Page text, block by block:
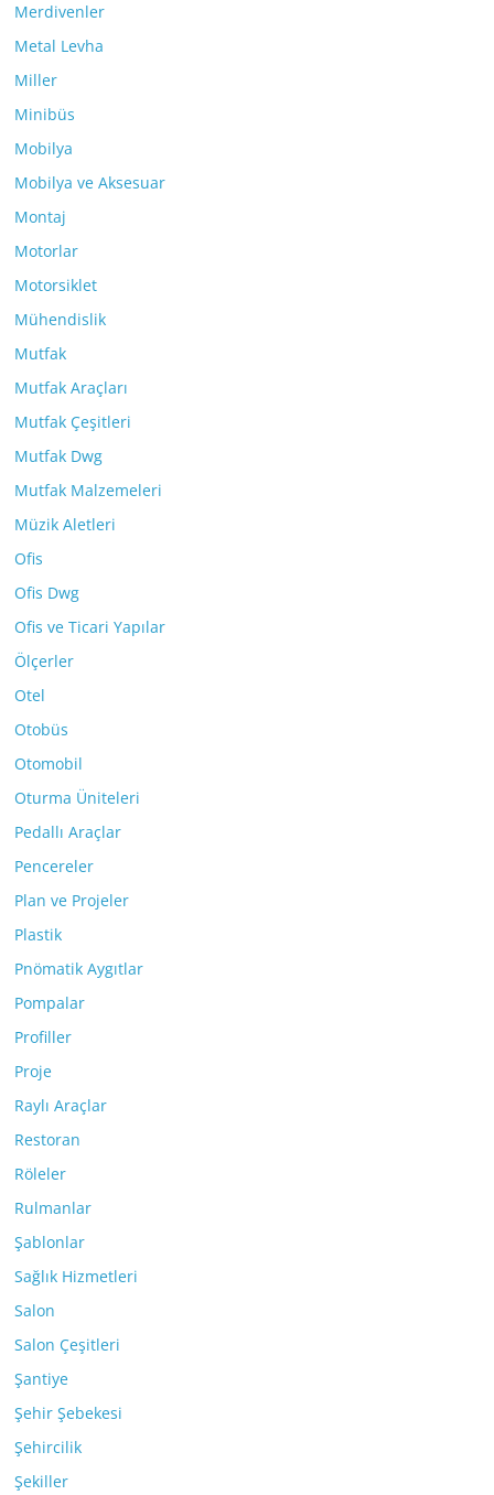
Merdivenler
Metal Levha
Miller
Minibüs
Mobilya
Mobilya ve Aksesuar
Montaj
Motorlar
Motorsiklet
Mühendislik
Mutfak
Mutfak Araçları
Mutfak Çeşitleri
Mutfak Dwg
Mutfak Malzemeleri
Müzik Aletleri
Ofis
Ofis Dwg
Ofis ve Ticari Yapılar
Ölçerler
Otel
Otobüs
Otomobil
Oturma Üniteleri
Pedallı Araçlar
Pencereler
Plan ve Projeler
Plastik
Pnömatik Aygıtlar
Pompalar
Profiller
Proje
Raylı Araçlar
Restoran
Röleler
Rulmanlar
Şablonlar
Sağlık Hizmetleri
Salon
Salon Çeşitleri
Şantiye
Şehir Şebekesi
Şehircilik
Şekiller